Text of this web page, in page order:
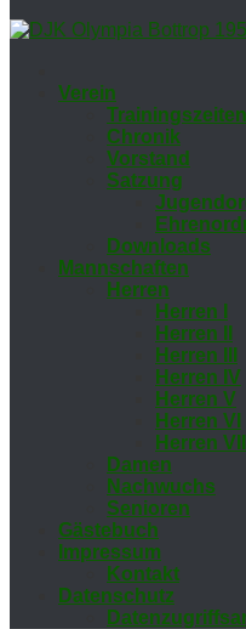
Ver­ein
Trai­nings­zei­ten
Chro­nik
Vor­stand
Sat­zung
Down­loads
Mann­schaf­ten
Her­ren
Her­ren I
Her­ren II
Her­ren III
Her­ren IV
Her­ren V
Her­ren VI
Her­ren VII
Da­men
Nach­wuchs
Se­nio­ren
Gäs­te­buch
Im­pres­sum
Kon­takt
Da­ten­schutz